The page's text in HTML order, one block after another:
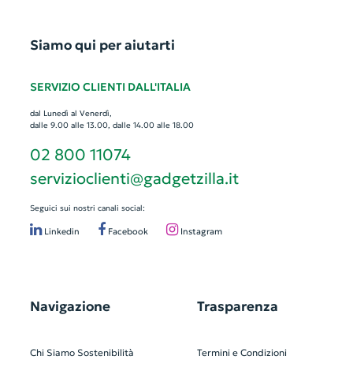
Siamo qui per aiutarti
SERVIZIO CLIENTI DALL'ITALIA
dal Lunedì al Venerdì,
dalle 9.00 alle 13.00, dalle 14.00 alle 18.00
02 800 11074
servizioclienti@gadgetzilla.it
Seguici sui nostri canali social:
Linkedin Facebook Instagram
Navigazione
Chi Siamo Sostenibilità
Trasparenza
Termini e Condizioni